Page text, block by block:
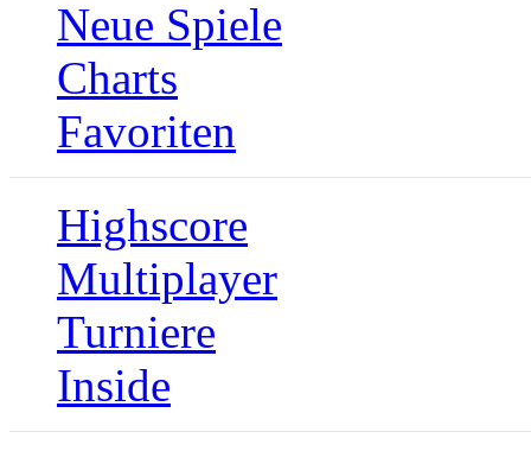
Neue Spiele
Charts
Favoriten
Highscore
Multiplayer
Turniere
Inside